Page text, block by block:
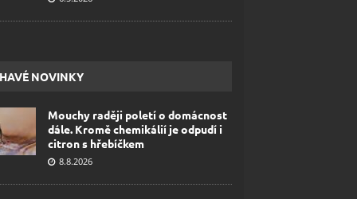
NOVINKY
Mouchy raději poletí o domácnost
dále. Kromě chemikálií je odpudí i
citron s hřebíčkem
8.8.2026